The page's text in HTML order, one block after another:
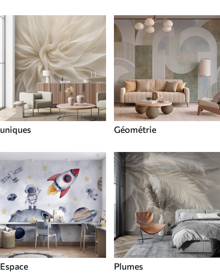
uniques Géométrie
Espace Plumes